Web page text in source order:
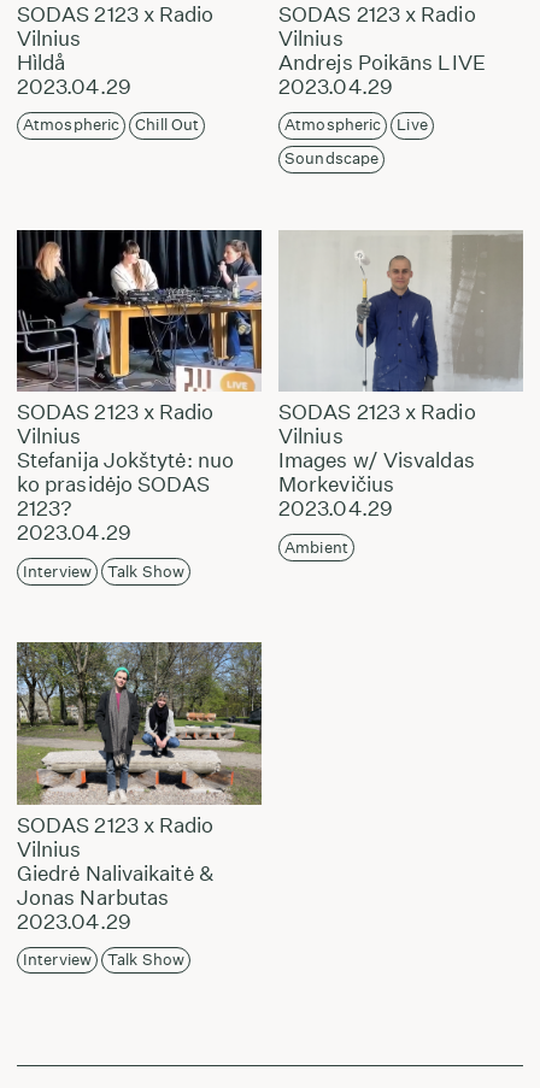
SODAS 2123 x Radio
Vilnius
Hìldå
2023.04.29
Atmospheric Chill Out
SODAS 2123 x Radio
Vilnius
Andrejs Poikāns LIVE
2023.04.29
Atmospheric
Live
Soundscape
SODAS 2123 x Radio
Vilnius
Stefanija Jokštytė: nuo
ko prasidėjo SODAS
2123?
2023.04.29
Interview Talk Show
SODAS 2123 x Radio
Vilnius
Images w/ Visvaldas
Morkevičius
2023.04.29
Ambient
SODAS 2123 x Radio
Vilnius
Giedrė Nalivaikaitė &
Jonas Narbutas
2023.04.29
Interview Talk Show